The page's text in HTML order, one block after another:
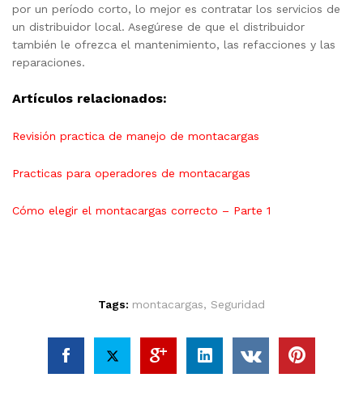
por un período corto, lo mejor es contratar los servicios de
un distribuidor local. Asegúrese de que el distribuidor
también le ofrezca el mantenimiento, las refacciones y las
reparaciones.
Artículos relacionados:
Revisión practica de manejo de montacargas
Practicas para operadores de montacargas
Cómo elegir el montacargas correcto – Parte 1
Tags: montacargas, Seguridad